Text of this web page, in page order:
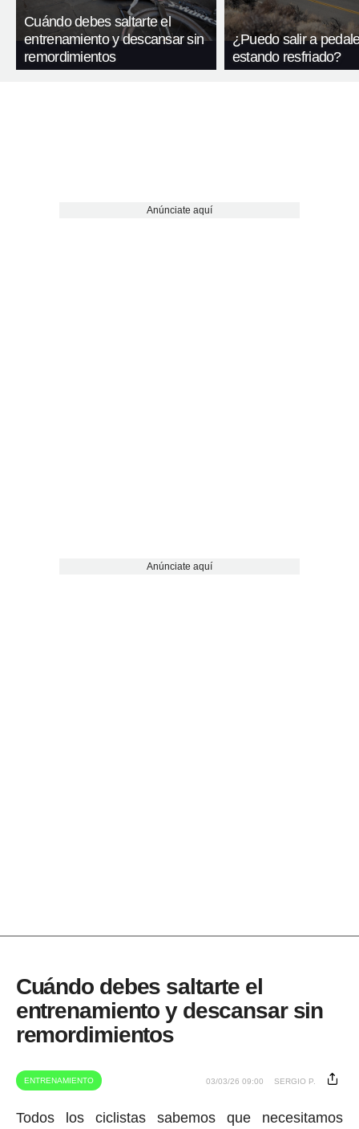
Cuándo debes saltarte el
entrenamiento y descansar sin
remordimientos
¿Puedo salir a
estando resfriado?
Anúnciate aquí
Anúnciate aquí
Cuándo debes saltarte el
entrenamiento y descansar sin
remordimientos
ENTRENAMIENTO 03/03/26 09:00 SERGIO P.
Todos los ciclistas sabemos que necesitamos